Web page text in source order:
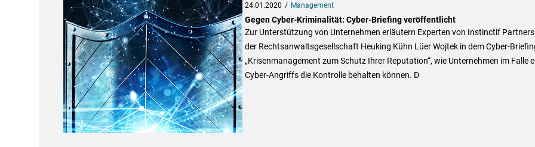
24.01.2020 Management
Gegen Cyber-Kriminalität: Cyber-Briefing veröffentlicht
Zur Unterstützung von Unternehmen erläutern Experten von Instinctif Partners
der Rechtsanwaltsgesellschaft Heuking Kühn Lüer Wojtek in dem Cyber-
„Krisenmanagement zum Schutz Ihrer Reputation“, wie Unternehmen im Falle
Cyber-Angriffs die Kontrolle behalten können. D